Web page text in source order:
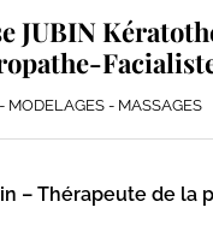
JUBIN
MODELAGES - MASSAGES
– Thérapeute de la